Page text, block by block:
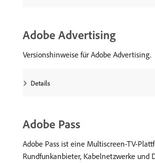
Adobe Advertising
Versionshinweise für Adobe Advertising.
Details
Adobe Pass
Adobe Pass ist eine Multiscreen-TV-
Rundfunkanbieter, Kabelnetzwerke und